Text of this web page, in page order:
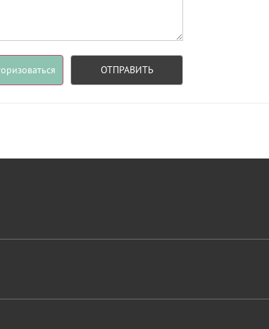
ОТПРАВИТЬ